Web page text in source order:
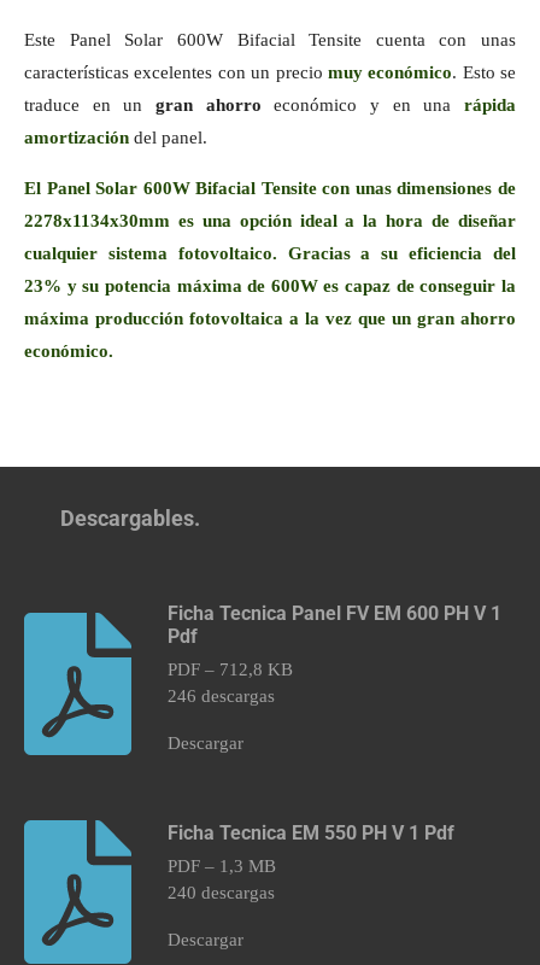
Este Panel Solar 600W Bifacial Tensite cuenta con unas
características excelentes con un precio muy económico. Esto se
traduce en un
gran ahorro económico y en una
rápida
amortización del panel.
El Panel Solar 600W Bifacial Tensite con unas dimensiones de
2278x1134x30mm es una opción ideal a la hora de diseñar
cualquier sistema fotovoltaico. Gracias a su eficiencia del
23% y su potencia máxima de 600W es capaz de conseguir la
máxima producción fotovoltaica a la vez que un gran ahorro
económico.
Descargables.
Ficha Tecnica Panel FV EM 600 PH V 1
Pdf
PDF – 712,8 KB
246 descargas
Descargar
Ficha Tecnica EM 550 PH V 1 Pdf
PDF – 1,3 MB
240 descargas
Descargar